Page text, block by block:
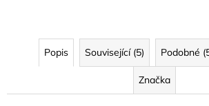
Popis Související (5) Podobné
Značka